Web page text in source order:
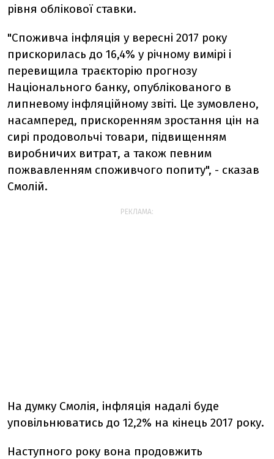
рівня облікової ставки.
"Споживча інфляція у вересні 2017 року
прискорилась до 16,4% у річному вимірі і
перевищила траєкторію прогнозу
Національного банку, опублікованого в
липневому інфляційному звіті. Це зумовлено,
насамперед, прискоренням зростання цін на
сирі продовольчі товари, підвищенням
виробничих витрат, а також певним
пожвавленням споживчого попиту", - сказав
Смолій.
РЕКЛАМА:
На думку Смолія, інфляція надалі буде
уповільнюватись до 12,2% на кінець 2017 року.
Наступного року вона продовжить